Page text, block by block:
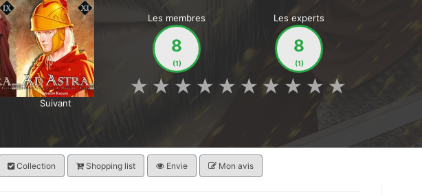
Suivant
Les membres
8
(1)
Les experts
8
(1)
★
★
★
★
★
★
★
★
★
★
Collection Shopping list Envie Mon avis